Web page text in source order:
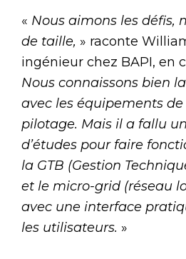
« Nous aimons les défis,
de taille, » raconte
ingénieur chez BAPI, en
Nous connaissons bien
avec les équipements
pilotage. Mais il a fallu
d’études pour faire
la GTB (Gestion
et le micro-grid (réseau
avec une interface
les utilisateurs. »